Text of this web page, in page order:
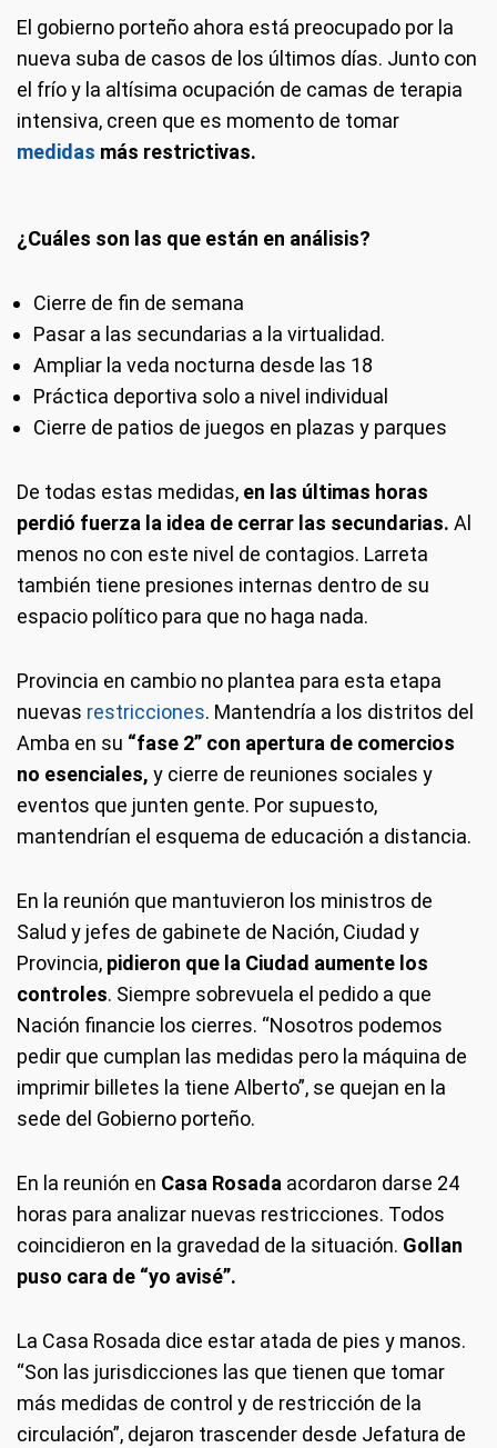
El gobierno porteño ahora está preocupado por la
nueva suba de casos de los últimos días. Junto con
el frío y la altísima ocupación de camas de terapia
intensiva, creen que es momento de tomar
medidas más restrictivas.
¿Cuáles son las que están en análisis?
Cierre de fin de semana
Pasar a las secundarias a la virtualidad.
Ampliar la veda nocturna desde las 18
Práctica deportiva solo a nivel individual
Cierre de patios de juegos en plazas y parques
De todas estas medidas, en las últimas horas
perdió fuerza la idea de cerrar las secundarias. Al
menos no con este nivel de contagios. Larreta
también tiene presiones internas dentro de su
espacio político para que no haga nada.
Provincia en cambio no plantea para esta etapa
nuevas restricciones. Mantendría a los distritos del
Amba en su “fase 2” con apertura de comercios
no esenciales, y cierre de reuniones sociales y
eventos que junten gente. Por supuesto,
mantendrían el esquema de educación a distancia.
En la reunión que mantuvieron los ministros de
Salud y jefes de gabinete de Nación, Ciudad y
Provincia, pidieron que la Ciudad aumente los
controles. Siempre sobrevuela el pedido a que
Nación financie los cierres. “Nosotros podemos
pedir que cumplan las medidas pero la máquina de
imprimir billetes la tiene Alberto”, se quejan en la
sede del Gobierno porteño.
En la reunión en Casa Rosada acordaron darse 24
horas para analizar nuevas restricciones. Todos
coincidieron en la gravedad de la situación. Gollan
puso cara de “yo avisé”.
La Casa Rosada dice estar atada de pies y manos.
“Son las jurisdicciones las que tienen que tomar
más medidas de control y de restricción de la
circulación”, dejaron trascender desde Jefatura de